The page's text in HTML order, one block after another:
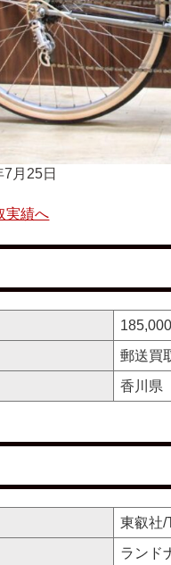
月25日
実績へ
郵送買
香川県
東叡社/
ランド